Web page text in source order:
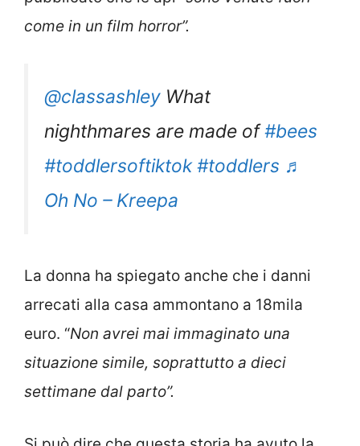
come in un film horror”.
@classashley What
nighthmares are made of#bees
#toddlersoftiktok #toddlers ♬
Oh No – Kreepa
La donna ha spiegato anche che i danni
arrecati alla casa ammontano a 18mila
euro. “Non avrei mai immaginato una
situazione simile, soprattutto a dieci
settimane dal parto”.